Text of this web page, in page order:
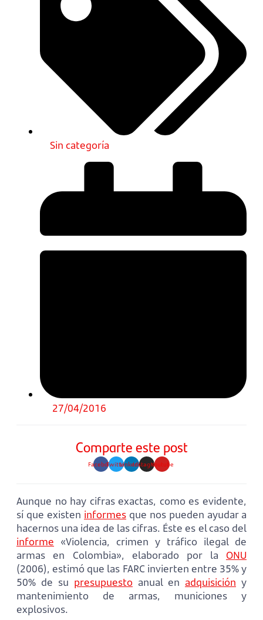
Sin categoría
27/04/2016
Comparte este post
FacebookTwitterLinkedinInstagramYoutube
Aunque no hay cifras exactas, como es evidente,
sí que existen informes que nos pueden ayudar a
hacernos una idea de las cifras. Éste es el caso del
informe «Violencia, crimen y tráfico ilegal de
armas en Colombia», elaborado por la ONU
(2006), estimó que las FARC invierten entre 35% y
50% de su presupuesto anual en adquisición y
mantenimiento de armas, municiones y
explosivos.